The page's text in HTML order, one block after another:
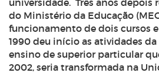
do Ministério da Educação
funcionamento de dois cursos
1990 deu início as atividades
ensino de superior particular
2002, seria transformada na